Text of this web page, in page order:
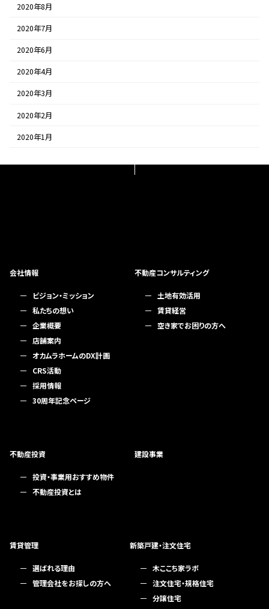
2020年8月
2020年7月
2020年6月
2020年4月
2020年3月
2020年2月
2020年1月
会社情報
ビジョン・ミッション
私たちの想い
企業概要
店舗案内
オカムラホームのDX計画
CRS活動
採用情報
30周年記念ページ
不動産コンサルティング
土地有効活用
賃貸経営
空き家でお困りの方へ
不動産投資
投資・事業用おすすめ物件
不動産投資とは
建設事業
賃貸管理
選ばれる理由
管理会社をお探しの方へ
新築戸建・注文住宅
木ここち家ラボ
注文住宅・規格住宅
分譲住宅